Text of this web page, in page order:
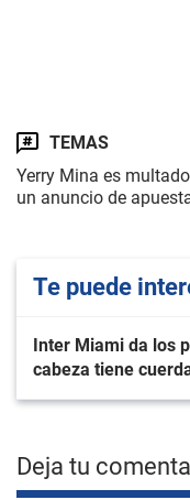
TEMAS
Yerry Mina es
un anuncio de
Te puede
Inter Miami da los
cabeza tiene
Deja tu